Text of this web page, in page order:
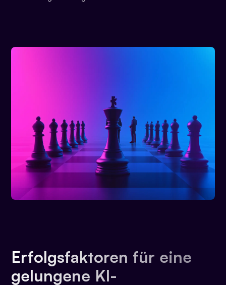
Erfolgsfaktoren für eine
gelungene KI-